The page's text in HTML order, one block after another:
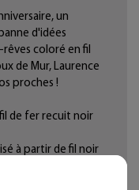
un
d'idées
coloré en fil
de Mur, Laurence
proches !
de fer recuit noir
à partir de fil noir
(anti-tâche et